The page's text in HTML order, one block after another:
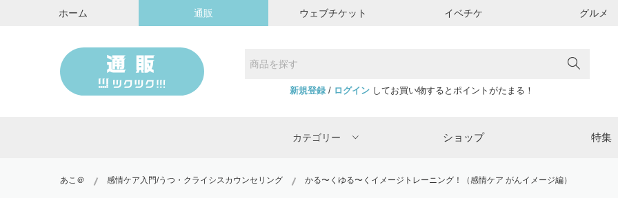
ホーム 通販 ウェブチケット イベチケ グルメ
新規登録/ ログインしてお買い物するとポイントがたまる！
カテゴリー ショップ 特集
あこ＠ 感情ケア入門/うつ・クライシスカウンセリング かる〜くゆる〜くイメージトレーニング！（感情ケア がんイメージ編）